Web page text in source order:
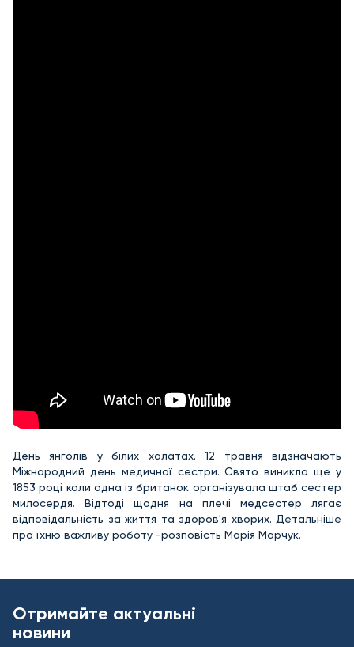
День янголів у білих халатах. 12 травня відзначають
Міжнародний день медичної сестри. Свято виникло ще у
1853 році коли одна із британок організувала штаб сестер
милосердя. Відтоді щодня на плечі медсестер лягає
відповідальність за життя та здоров'я хворих. Детальніше
про їхню важливу роботу -розповість Марія Марчук.
Отримайте актуальні
новини